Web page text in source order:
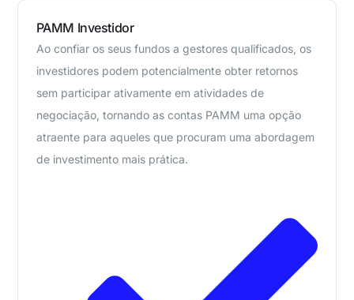
PAMM Investidor
Ao confiar os seus fundos a gestores qualificados, os
investidores podem potencialmente obter retornos
sem participar ativamente em atividades de
negociação, tornando as contas PAMM uma opção
atraente para aqueles que procuram uma abordagem
de investimento mais prática.